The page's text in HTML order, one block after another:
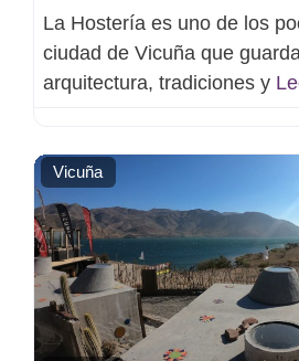
La Hostería es uno de los
ciudad de Vicuña que
arquitectura, tradiciones y
Vicuña